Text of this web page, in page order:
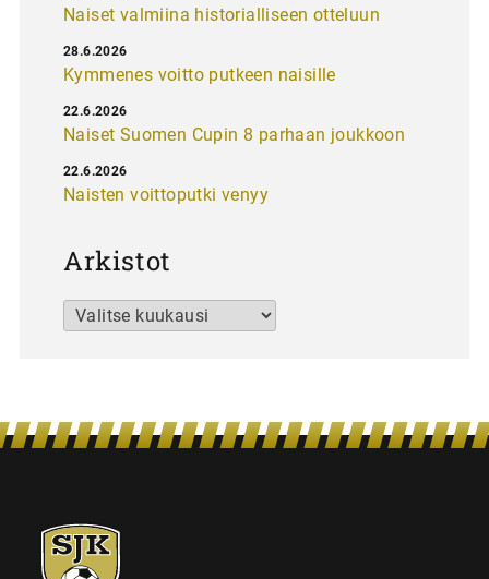
Naiset valmiina historialliseen otteluun
Kymmenes voitto putkeen naisille
28.6.2026
Naiset Suomen Cupin 8 parhaan joukkoon
22.6.2026
Naisten voittoputki venyy
22.6.2026
Arkistot
Arkistot
SJK-
juniorit